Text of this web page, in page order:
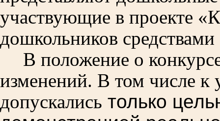
участвующие в проекте
дошкольников
В положение о
изменений. В том числе к
допускались только